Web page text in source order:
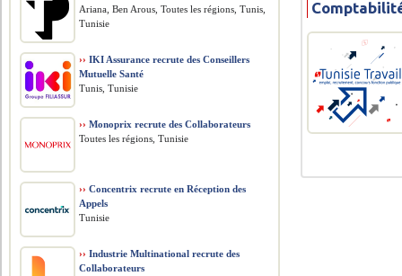
Ariana, Ben Arous, Toutes les régions, Tunis,
Tunisie
›› IKI Assurance recrute des Conseillers
Mutuelle Santé
Tunis, Tunisie
›› Monoprix recrute des Collaborateurs
Toutes les régions, Tunisie
›› Concentrix recrute en Réception des
Appels
Tunisie
›› Industrie Multinational recrute des
Collaborateurs